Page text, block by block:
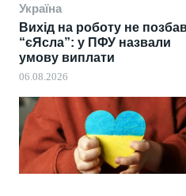
Україна
Вихід на роботу не
“єЯсла”: у ПФУ назвали
умову виплати
06.08.2026